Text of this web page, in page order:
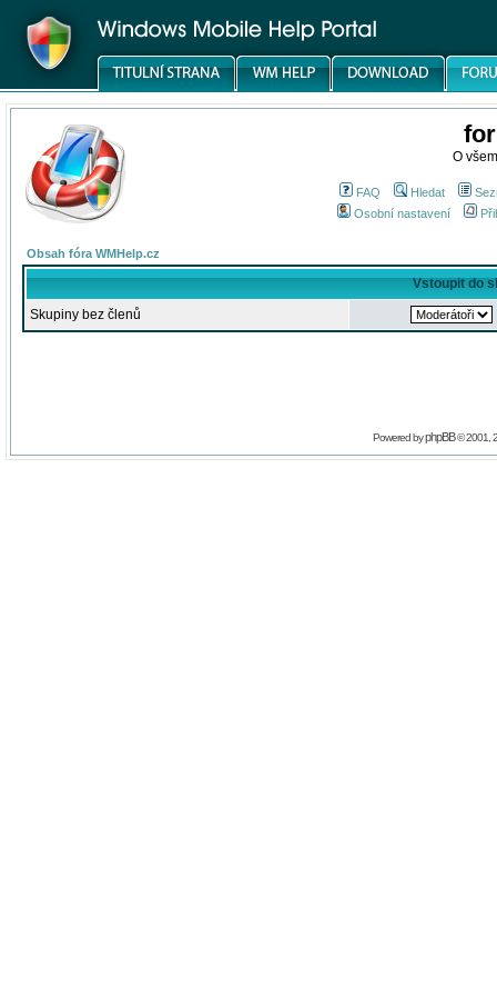
O
FAQ Hledat
Osobní nastavení
Obsah fóra WMHelp.cz
Vstoupit do
Skupiny bez členů
Powered byphpBB© 2001,